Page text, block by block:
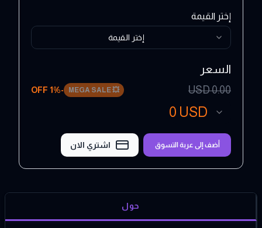
إختر القيمة
إختر القيمة
السعر
0.00
USD
💥
MEGA SALE
-
1 % OFF
0 USD
أضف إلى عربة التسوق اشتري الان
حول